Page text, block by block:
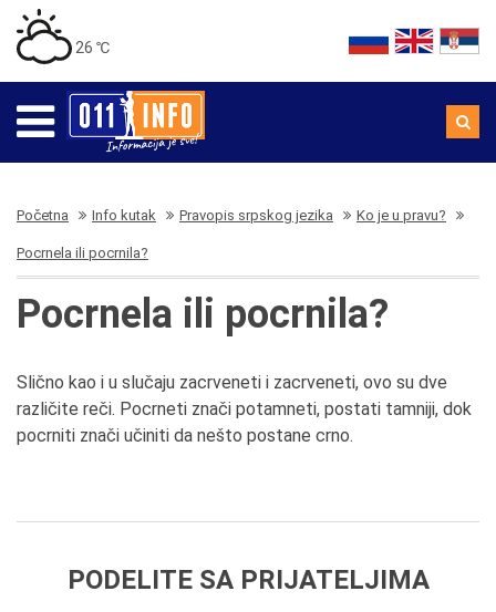
26 ℃
Početna Info kutak Pravopis srpskog jezika Ko je u pravu?
Pocrnela ili pocrnila?
Pocrnela ili pocrnila?
Slično kao i u slučaju zacrveneti i zacrveneti, ovo su dve
različite reči. Pocrneti znači potamneti, postati tamniji, dok
pocrniti znači učiniti da nešto postane crno.
PODELITE SA PRIJATELJIMA